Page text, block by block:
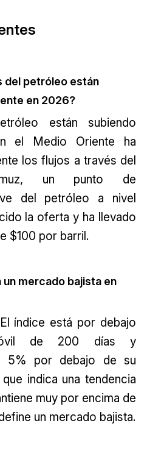
del petróleo están
en 2026?
están subiendo
el Medio Oriente ha
los flujos a través del
un punto de
del petróleo a nivel
la oferta y ha llevado
$100 por barril.
un mercado bajista en
índice está por debajo
de 200 días y
5% por debajo de su
indica una tendencia
muy por encima de
un mercado bajista.